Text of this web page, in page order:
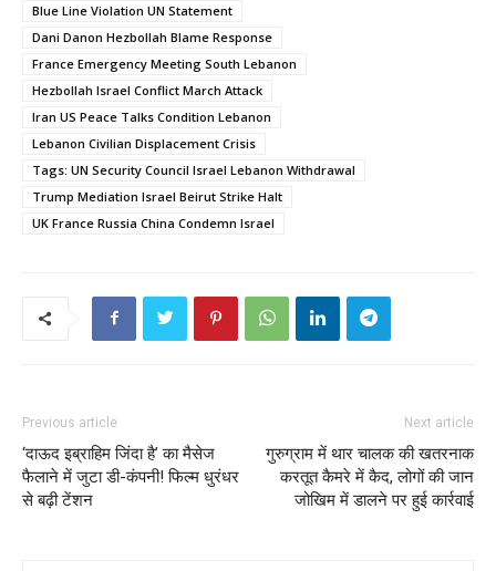
Blue Line Violation UN Statement
Dani Danon Hezbollah Blame Response
France Emergency Meeting South Lebanon
Hezbollah Israel Conflict March Attack
Iran US Peace Talks Condition Lebanon
Lebanon Civilian Displacement Crisis
Tags: UN Security Council Israel Lebanon Withdrawal
Trump Mediation Israel Beirut Strike Halt
UK France Russia China Condemn Israel
Previous article
‘दाऊद इब्राहिम जिंदा है’ का मैसेज
फैलाने में जुटा डी-कंपनी! फिल्म धुरंधर
से बढ़ी टेंशन
Next article
गुरुग्राम में थार चालक की खतरनाक
करतूत कैमरे में कैद, लोगों की जान
जोखिम में डालने पर हुई कार्रवाई